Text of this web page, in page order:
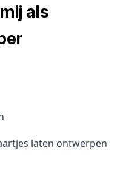
als
laten ontwerpen